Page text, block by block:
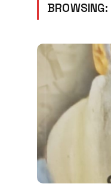
BROWSING: